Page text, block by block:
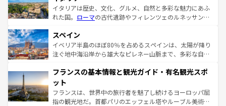
イタリアは歴史、文化、グルメ、自然と多彩な魅力にあふ
れた国。 ローマの古代遺跡やフィレンツェのルネッサンス
ろん、トスカーナの美しい田園風景やアマルフィ海岸の絶
景など、自然景観も見逃せない。観光の合間には、本場の
ピザやパスタなど、絶品のイタリア料理を堪能することも
ませてくれるイタリアで、忘れられない旅をしてみよう！
なお、新着のイタリア情報は
しい。
スペイン
イベリア半島のほぼ80％を占めるスペインは、太陽が降り
注ぐ地中海沿岸から雄大なピレネー山脈まで、多彩な自然
文化が根付くこの国では、情熱的なフラメンコ、熱気あふ
れる闘牛、そして美味しいタパスが生活の一部となってい
る。首都マドリードの洗練された雰囲気や、バルセロナの
アートに溢れた街角から、地方では古代ローマ遺跡や中世
フランスの基本情報と観光ガイド・有名観光スポ
ット
フランスは、世界中の旅行者を魅了し続けるヨーロッパ屈
指の観光地だ。首都パリのエッフェル塔やルーブル美術館